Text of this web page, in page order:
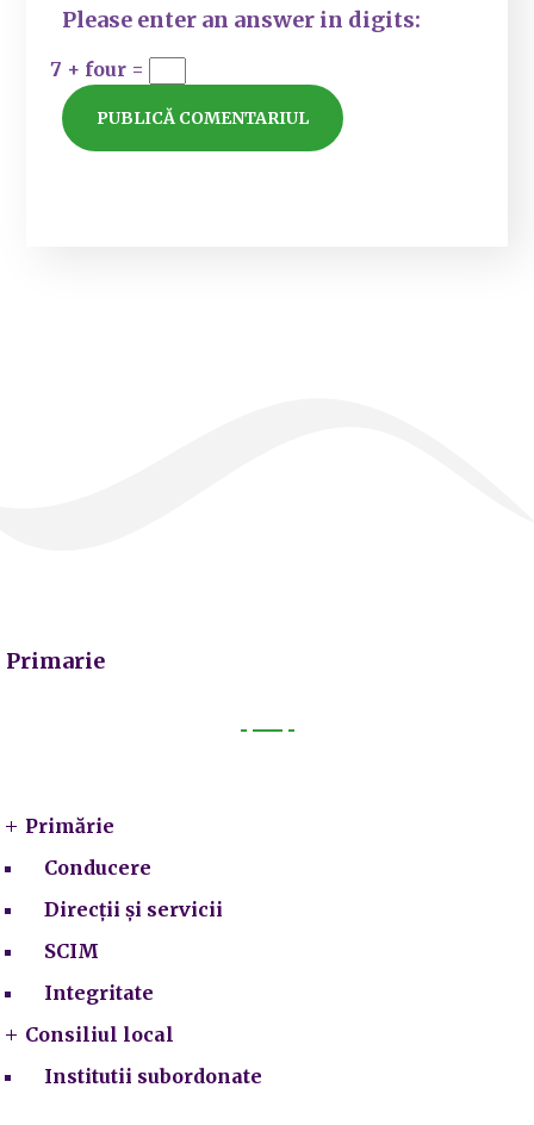
Please enter an answer in digits:
7 + four =
Primarie
Primărie
Conducere
Direcții și servicii
SCIM
Integritate
Consiliul local
Institutii subordonate